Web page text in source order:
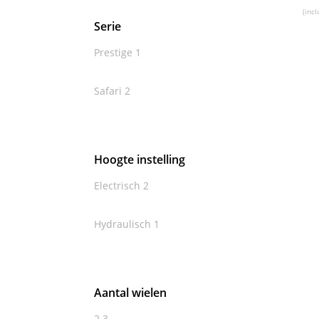
Serie
Prestige 1
Safari 2
Hoogte instelling
Electrisch 2
Hydraulisch 1
Aantal wielen